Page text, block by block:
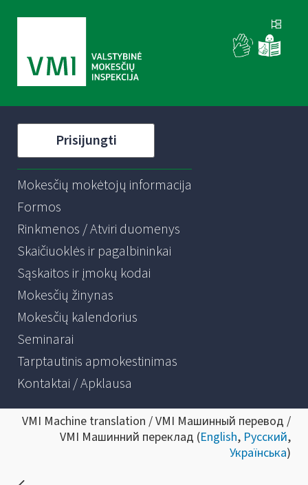
Prisijungti
Mokesčių mokėtojų informacija
Formos
Rinkmenos / Atviri duomenys
Skaičiuoklės ir pagalbininkai
Sąskaitos ir įmokų kodai
Mokesčių žinynas
Mokesčių kalendorius
Seminarai
Tarptautinis apmokestinimas
Kontaktai / Apklausa
VMI Machine translation / VMI Машинный перевод /
VMI Машинний переклад (English, Русский,
Українська)